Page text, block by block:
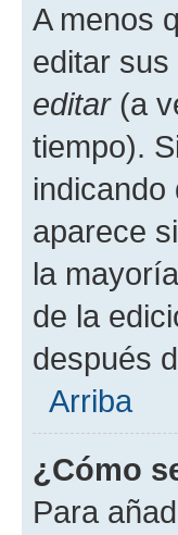
A menos
editar
editar(a
tiempo).
indicando
aparece
la
de la
después
Arriba
¿Cómo
Para